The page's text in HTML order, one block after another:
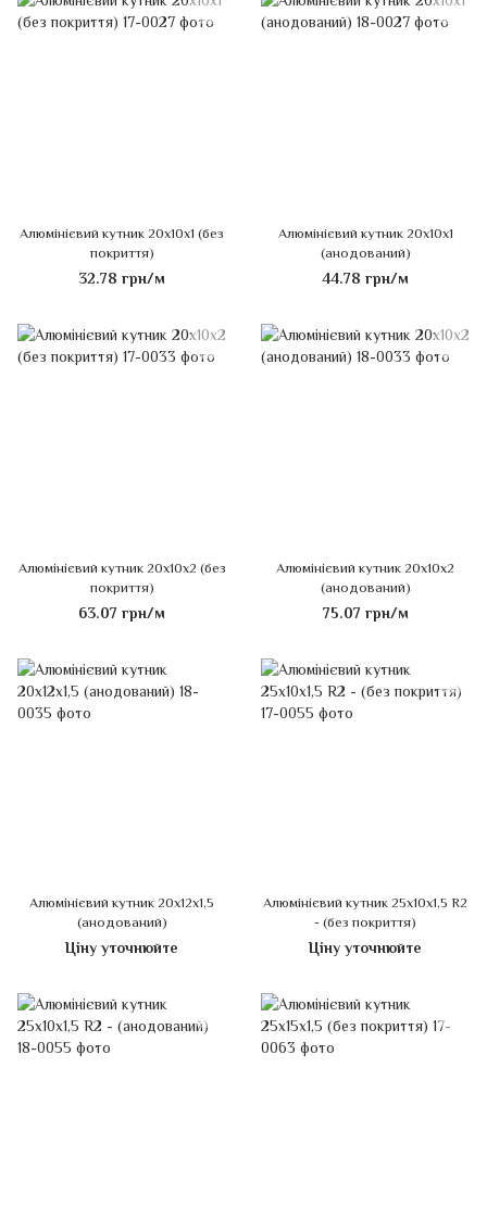
Алюмінієвий кутник 20х10х1 (без
покриття)
32.78 грн/м
Алюмінієвий кутник 20х10х1
(анодований)
44.78 грн/м
Алюмінієвий кутник 20х10х2 (без
покриття)
63.07 грн/м
Алюмінієвий кутник 20х10х2
(анодований)
75.07 грн/м
Алюмінієвий кутник 20х12х1,5
(анодований)
Ціну уточнюйте
Алюмінієвий кутник 25х10х1,5 R2
- (без покриття)
Ціну уточнюйте